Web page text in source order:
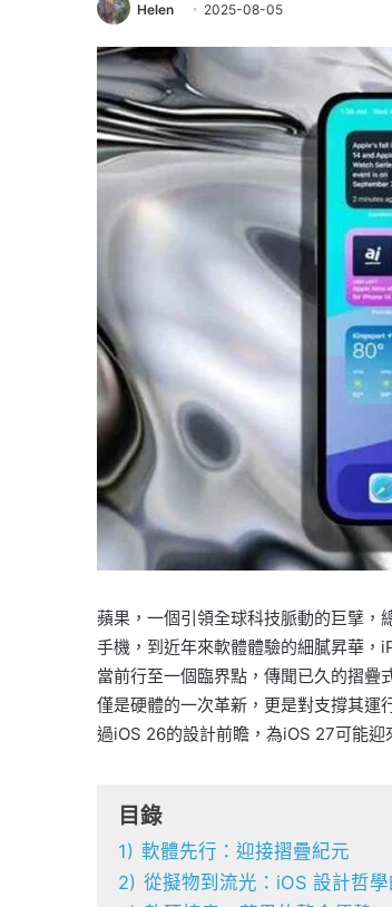
Helen 2025-08-05
蘋果，一個引領全球科技脈動的巨擘，
手機，到近年來軟體體驗的細膩昇華，
當前行至一個臨界點，傳聞已久的摺
僅是硬體的一次革新，更是對支撐其
過iOS 26的設計前瞻，為iOS 27可能迎
目錄
1) 軟體先行：迎接摺疊紀元
2) 從擬物到流光：iOS 設計哲